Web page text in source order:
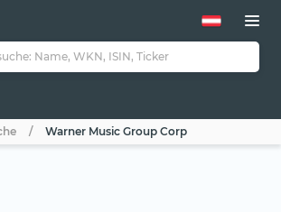
Warner Music Group Corp